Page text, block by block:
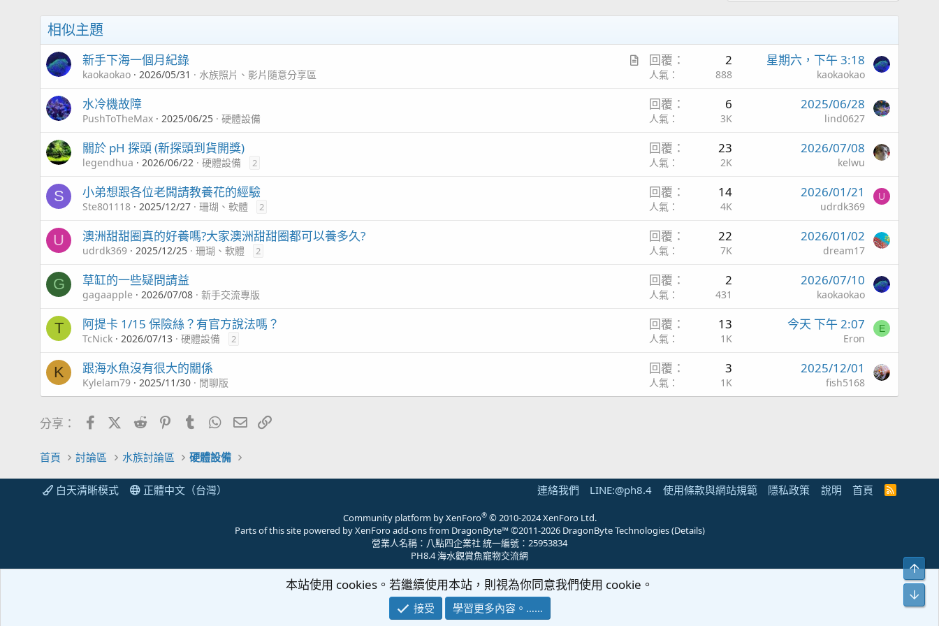
相似主題
A
新手下海一個月紀錄
kaokaokao 2026/05/31 水族照片、影片隨意分享區
回覆 2
人氣 888
星期六，下午 3:18
kaokaokao
水冷機故障
PushToTheMax 2025/06/25 硬體設備
回覆 6
人氣 3K
2025/06/28
lind0627
關於 pH 探頭 (新探頭到貨開獎)
legendhua 2026/06/22 硬體設備 2
回覆 23
人氣 2K
2026/07/08
kelwu
S 小弟想跟各位老闆請教養花的經驗
Ste801118 2025/12/27 珊瑚、軟體 2
回覆 14
人氣 4K
2026/01/21
udrdk369
U
U 澳洲甜甜圈真的好養嗎?大家澳洲甜甜圈都可以養多久?
udrdk369 2025/12/25 珊瑚、軟體 2
回覆 22
人氣 7K
2026/01/02
dream17
G 草缸的一些疑問請益
gagaapple 2026/07/08 新手交流專版
回覆 2
人氣 431
2026/07/10
kaokaokao
T 阿提卡 1/15 保險絲？有官方說法嗎？
TcNick 2026/07/13 硬體設備 2
回覆 13
人氣 1K
今天 下午 2:07
Eron
E
K 跟海水魚沒有很大的關係
Kylelam79 2025/11/30 閒聊版
回覆 3
人氣 1K
2025/12/01
fish5168
分享： FacebookX (Twitter)
Reddit PinterestTumblrWhatsApp電子郵件
首頁 討論區 水族討論區 硬體設備
白天清晰模式 正體中文（台灣） 連絡我們 LINE:@ph8.4 使用條款與網站規範 隱私政策 說明 首頁
R
Community platform by XenForo® © 2010-2024 XenForo Ltd.
Parts of this site powered byXenForo add-ons from DragonByte™©2011-2026 DragonByte Technologies(Details)
營業人名稱：八點四企業社 統一編號：25953834
PH8.4 海水觀賞魚寵物交流網
本站使用 cookies。若繼續使用本站，則視為你同意我們使用 cookie。
接受 學習更多內容。……
上方
下方